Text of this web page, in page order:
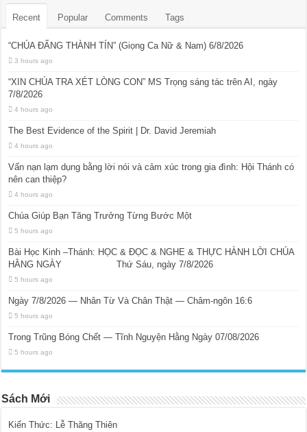
Recent Popular Comments Tags
“CHÚA ĐẤNG THÀNH TÍN” (Giọng Ca Nữ & Nam) 6/8/2026
3 hours ago
“XIN CHÚA TRA XÉT LÒNG CON” MS Trọng sáng tác trên AI, ngày
7/8/2026
4 hours ago
The Best Evidence of the Spirit | Dr. David Jeremiah
4 hours ago
Vấn nạn lạm dụng bằng lời nói và cảm xúc trong gia đình: Hội Thánh có
nên can thiệp?
4 hours ago
Chúa Giúp Bạn Tăng Trưởng Từng Bước Một
5 hours ago
Bài Học Kinh –Thánh: HỌC & ĐỌC & NGHE & THỰC HÀNH LỜI CHÚA
HẰNG NGÀY Thứ Sáu, ngày 7/8/2026
5 hours ago
Ngày 7/8/2026 — Nhân Từ Và Chân Thật — Châm-ngôn 16:6
5 hours ago
Trong Trũng Bóng Chết — Tĩnh Nguyện Hằng Ngày 07/08/2026
5 hours ago
Sách Mới
Kiến Thức: Lễ Thăng Thiên